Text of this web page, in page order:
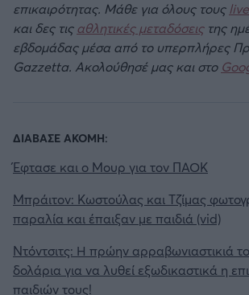
επικαιρότητας. Μάθε για όλους τους
και δες τιςαθλητικές μεταδόσειςτης
εβδομάδας μέσα από το υπερπλήρες
Gazzetta. Ακολούθησέ μας και στο
ΔΙΑΒΑΣΕ ΑΚΟΜΗ:
Έφτασε και ο Μουρ για τον ΠΑΟΚ
Μπράιτον: Κωστούλας και Τζίμας
παραλία και έπαιξαν με παιδιά (vid)
Ντόντσιτς: Η πρώην αρραβωνιαστικιά
δολάρια για να λυθεί εξωδικαστικά η
παιδιών τους!